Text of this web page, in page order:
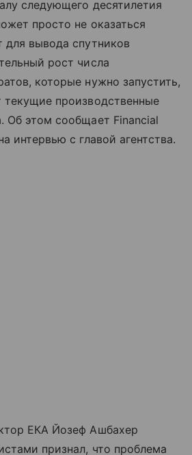
следующего десятилетия
просто не оказаться
для вывода спутников
рост числа
которые нужно запустить,
текущие производственные
Об этом сообщает Financial
интервью с главой агентства.
ЕКА Йозеф Ашбахер
признал, что проблема